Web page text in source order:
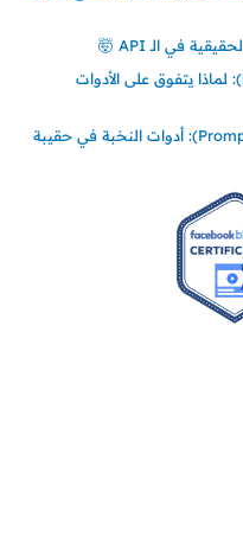
دليل الذكاء الاصطناعي المحلي (Local AI): لماذا يتفوق على الأدوات
خارطة طريق 2025 لمهندسي الأوامر (Prompts): أدوات النخبة في حقيبة